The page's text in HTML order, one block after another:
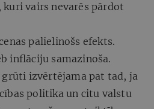
vairs nevarēs pārdot
palielinošs efekts.
inflāciju samazinoša.
izvērtējama pat tad, ja
politika un citu valstu